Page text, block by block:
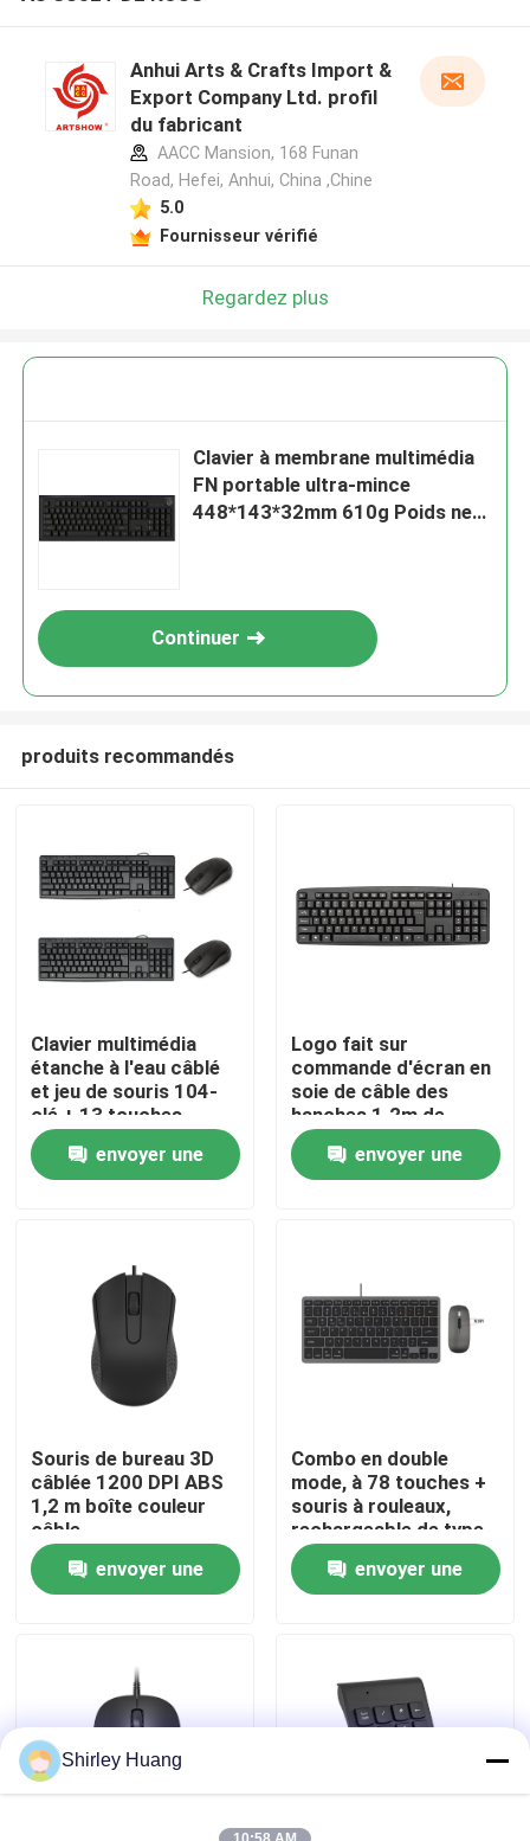
À la maison
À propos de nous
Visite de l'usine
Contrôle de la qualité
Nous contacter
Les affaires
Demandez un devis
Clavier et souris d'ordinateur de câble
Anhui Arts & Crafts Import &
Export Company Ltd. profil
du fabricant
AACC Mansion, 168 Funan
Road, Hefei, Anhui, China ,Chine
5.0
Fournisseur vérifié
Regardez plus
Clavier à membrane multimédia
FN portable ultra-mince
448*143*32mm 610g Poids net
Continuer
produits recommandés
Clavier multimédia
étanche à l'eau câblé
et jeu de souris 104-
clé + 13 touches
rapides / 1200 DPI
HIPS personnalisable
envoyer une
Logo fait sur
commande d'écran en
soie de câble des
hanches 1.2m de
clavier de bureau de
câble imperméable de
104 touches
envoyer une
Souris de bureau 3D
câblée 1200 DPI ABS
1,2 m boîte couleur
câble
envoyer une
Combo en double
mode, à 78 touches +
souris à rouleaux,
rechargeable de type
C
envoyer une
Shirley Huang